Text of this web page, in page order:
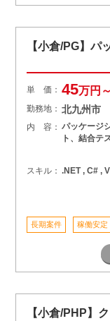
【小倉/PG】パ
単 価： 45万円
勤務地： 北九州市
内 容： パッケージ
ト、結合テ
スキル： .NET , C# ,
長期案件 稼働安定
【小倉/PHP】